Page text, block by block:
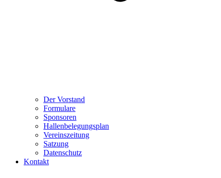
Der Vorstand
Formulare
Sponsoren
Hallenbelegungsplan
Vereinszeitung
Satzung
Datenschutz
Kontakt